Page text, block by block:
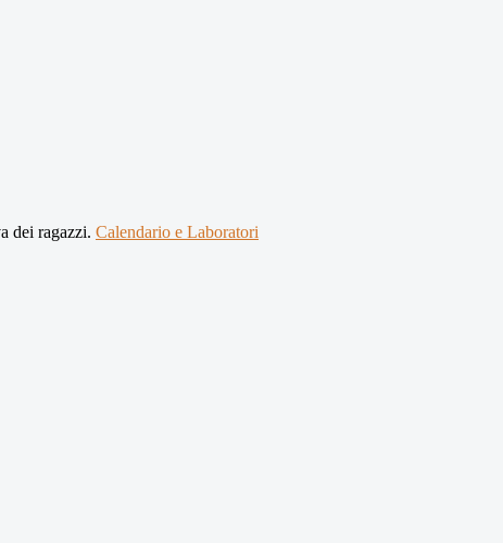
dei ragazzi. Calendario e Laboratori